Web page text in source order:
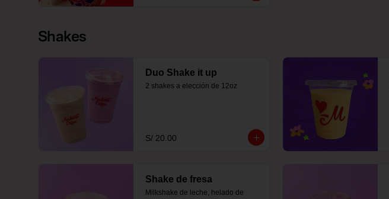
Shakes
Duo Shake it up
2 shakes a elección de 12oz
S/ 20.00
Shake de fresa
Milkshake de leche, helado de